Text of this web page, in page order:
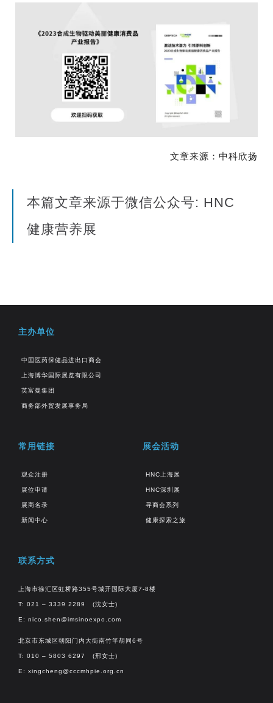
文章来源：中科欣扬
本篇文章来源于微信公众号: HNC
健康营养展
主办单位
中国医药保健品进出口商会
上海博华国际展览有限公司
英富曼集团
商务部外贸发展事务局
常用链接
观众注册
展位申请
展商名录
新闻中心
展会活动
HNC上海展
HNC深圳展
寻商会系列
健康探索之旅
联系方式
上海市徐汇区虹桥路355号城开国际大厦7-8楼
T: 021 – 3339 2289 (沈女士)
E: nico.shen@imsinoexpo.com
北京市东城区朝阳门内大街南竹竿胡同6号
T: 010 – 5803 6297 (邢女士)
E: xingcheng@cccmhpie.org.cn